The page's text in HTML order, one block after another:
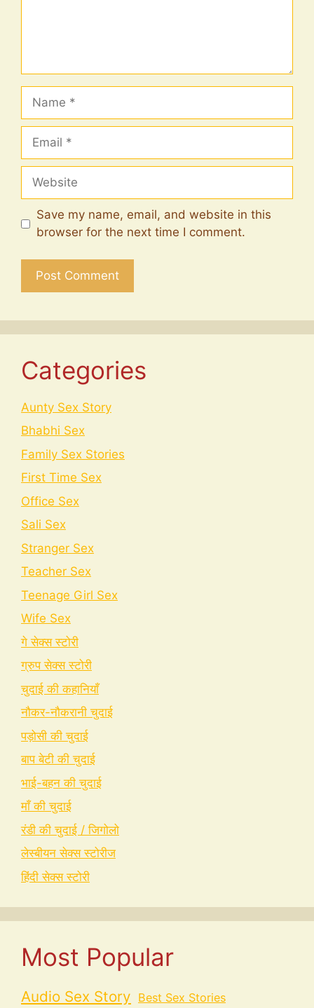
Name
Email
Website
Save my name, email, and website in this
browser for the next time I comment.
Categories
Aunty Sex Story
Bhabhi Sex
Family Sex Stories
First Time Sex
Office Sex
Sali Sex
Stranger Sex
Teacher Sex
Teenage Girl Sex
Wife Sex
गे सेक्स स्टोरी
ग्रुप सेक्स स्टोरी
चुदाई की कहानियाँ
नौकर-नौकरानी चुदाई
पड़ोसी की चुदाई
बाप बेटी की चुदाई
भाई-बहन की चुदाई
माँ की चुदाई
रंडी की चुदाई / जिगोलो
लेस्बीयन सेक्स स्टोरीज
हिंदी सेक्स स्टोरी
Most Popular
Audio Sex Story Best Sex Stories